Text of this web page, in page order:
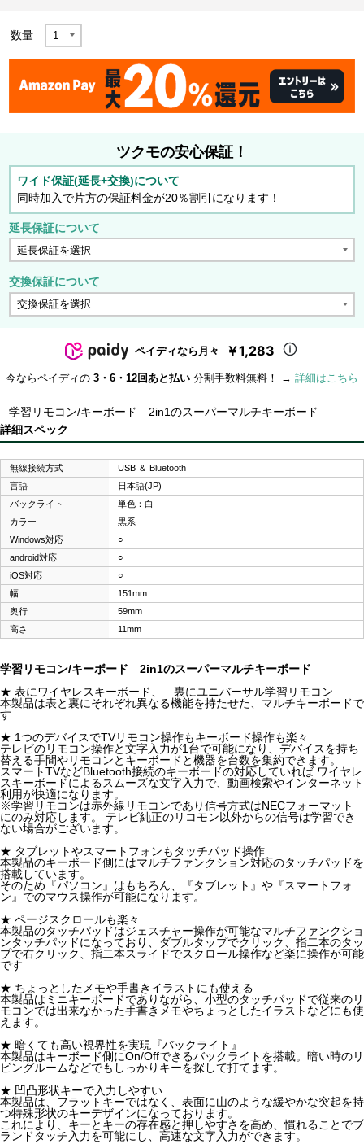
数量
ツクモの安心保証！
ワイド保証(延長+交換)について
同時加入で片方の保証料金が20％割引になります！
延長保証について
交換保証について
ペイディなら月々 ￥1,283
今ならペイディの 3・6・12回あと払い 分割手数料無料！ → 詳細はこちら
学習リモコン/キーボード 2in1のスーパーマルチキーボード
詳細スペック
無線接続方式
USB ＆ Bluetooth
言語
日本語(JP)
バックライト
単色：白
カラー
黒系
Windows対応
○
android対応
○
iOS対応
○
幅
151mm
奥行
59mm
高さ
11mm
学習リモコン/キーボード 2in1のスーパーマルチキーボード
★ 表にワイヤレスキーボード、 裏にユニバーサル学習リモコン
本製品は表と裏にそれぞれ異なる機能を持たせた、マルチキーボードで
す
★ 1つのデバイスでTVリモコン操作もキーボード操作も楽々
テレビのリモコン操作と文字入力が1台で可能になり、デバイスを持ち
替える手間やリモコンとキーボードと機器を台数を集約できます。
スマートTVなどBluetooth接続のキーボードの対応していれば ワイヤレ
スキーボードによるスムーズな文字入力で、動画検索やインターネット
利用が快適になります。
※学習リモコンは赤外線リモコンであり信号方式はNECフォーマット
にのみ対応します。 テレビ純正のリコモン以外からの信号は学習でき
ない場合がございます。
★ タブレットやスマートフォンもタッチパッド操作
本製品のキーボード側にはマルチファンクション対応のタッチパッドを
搭載しています。
そのため『パソコン』はもちろん、『タブレット』や『スマートフォ
ン』でのマウス操作が可能になります。
★ ページスクロールも楽々
本製品のタッチパッドはジェスチャー操作が可能なマルチファンクショ
ンタッチパッドになっており、ダブルタップでクリック、指二本のタッ
プで右クリック、指二本スライドでスクロール操作など楽に操作が可能
です
★ ちょっとしたメモや手書きイラストにも使える
本製品はミニキーボードでありながら、小型のタッチパッドで従来のリ
モコンでは出来なかった手書きメモやちょっとしたイラストなどにも使
えます。
★ 暗くても高い視界性を実現『バックライト』
本製品はキーボード側にOn/Offできるバックライトを搭載。暗い時のリ
ビングルームなどでもしっかりキーを探して打てます。
★ 凹凸形状キーで入力しやすい
本製品は、フラットキーではなく、表面に山のような緩やかな突起を持
つ特殊形状のキーデザインになっております。
これにより、キーとキーの存在感と押しやすさを高め、慣れることでブ
ランドタッチ入力を可能にし、高速な文字入力ができます。